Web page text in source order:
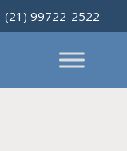
(21) 99722-2522